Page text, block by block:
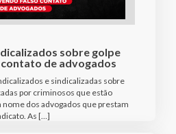
sobre golpe
de advogados
e sindicalizadas sobre
por criminosos que estão
dos advogados que prestam
As […]